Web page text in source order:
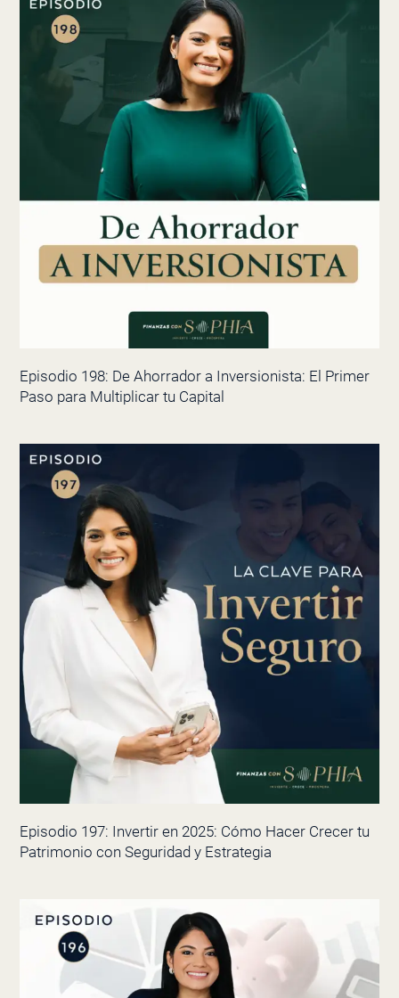
Episodio 198: De Ahorrador a Inversionista: El Primer
Paso para Multiplicar tu Capital
Episodio 197: Invertir en 2025: Cómo Hacer Crecer tu
Patrimonio con Seguridad y Estrategia